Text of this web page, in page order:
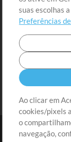
Envie seu
Playlist
MT Conference
suas escolhas
Preferências
Ao clicar em
cookies/pixels
o
navegação,